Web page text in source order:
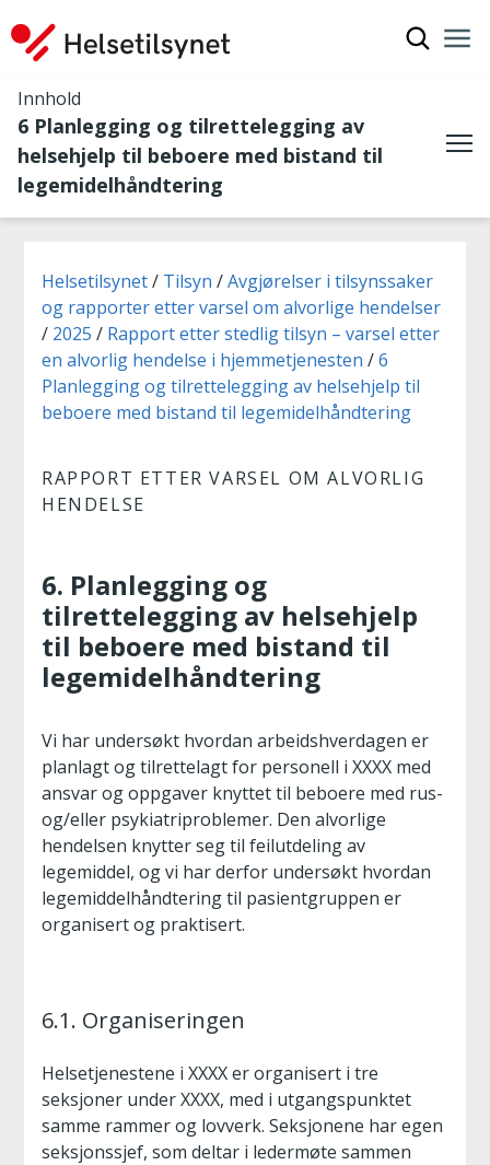
Innhold
6 Planlegging og tilrettelegging av
helsehjelp til beboere med bistand til
legemidelhåndtering
Du er her:
Helsetilsynet Tilsyn
Avgjørelser i tilsynssaker
og rapporter etter varsel om alvorlige hendelser
2025
Rapport etter stedlig tilsyn – varsel etter
en alvorlig hendelse i hjemmetjenesten
6
Planlegging og tilrettelegging av helsehjelp til
beboere med bistand til legemidelhåndtering
RAPPORT ETTER VARSEL OM ALVORLIG
HENDELSE
6. Planlegging og
tilrettelegging av helsehjelp
til beboere med bistand til
legemidelhåndtering
Vi har undersøkt hvordan arbeidshverdagen er
planlagt og tilrettelagt for personell i XXXX med
ansvar og oppgaver knyttet til beboere med rus-
og/eller psykiatriproblemer. Den alvorlige
hendelsen knytter seg til feilutdeling av
legemiddel, og vi har derfor undersøkt hvordan
legemiddelhåndtering til pasientgruppen er
organisert og praktisert.
6.1. Organiseringen
Helsetjenestene i XXXX er organisert i tre
seksjoner under XXXX, med i utgangspunktet
samme rammer og lovverk. Seksjonene har egen
seksjonssjef, som deltar i ledermøte sammen